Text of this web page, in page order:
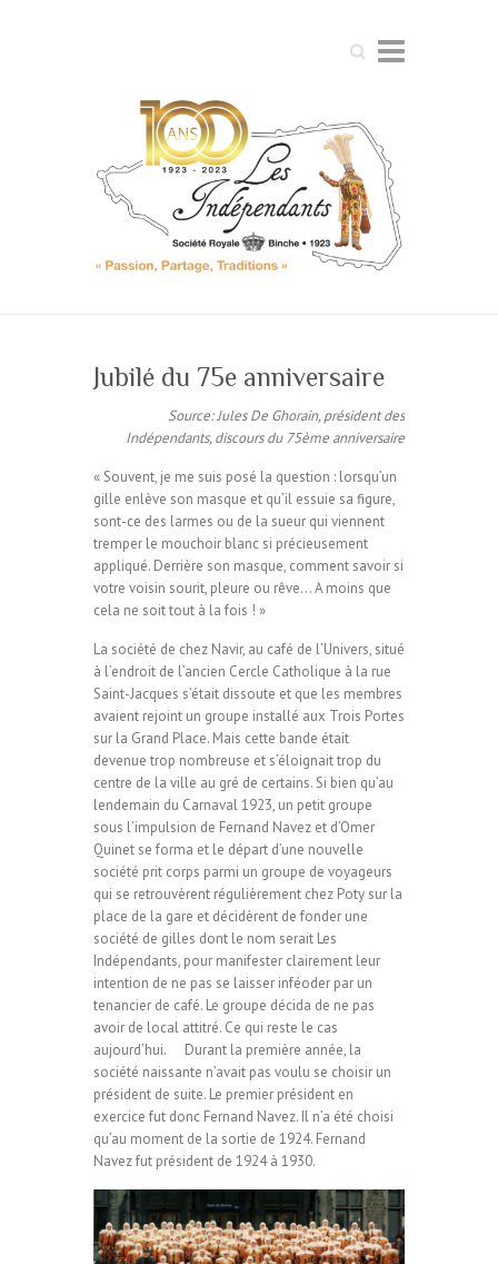
Search
Jubilé du 75e anniversaire
Source: Jules De Ghorain, président des
Indépendants, discours du 75ème anniversaire
« Souvent, je me suis posé la question : lorsqu’un
gille enlève son masque et qu’il essuie sa figure,
sont-ce des larmes ou de la sueur qui viennent
tremper le mouchoir blanc si précieusement
appliqué. Derrière son masque, comment savoir si
votre voisin sourit, pleure ou rêve… A moins que
cela ne soit tout à la fois ! »
La société de chez Navir, au café de l’Univers, situé
à l’endroit de l’ancien Cercle Catholique à la rue
Saint-Jacques s’était dissoute et que les membres
avaient rejoint un groupe installé aux Trois Portes
sur la Grand Place. Mais cette bande était
devenue trop nombreuse et s’éloignait trop du
centre de la ville au gré de certains. Si bien qu’au
lendemain du Carnaval 1923, un petit groupe
sous l’impulsion de Fernand Navez et d’Omer
Quinet se forma et le départ d’une nouvelle
société prit corps parmi un groupe de voyageurs
qui se retrouvèrent régulièrement chez Poty sur la
place de la gare et décidèrent de fonder une
société de gilles dont le nom serait Les
Indépendants, pour manifester clairement leur
intention de ne pas se laisser inféoder par un
tenancier de café. Le groupe décida de ne pas
avoir de local attitré. Ce qui reste le cas
aujourd’hui. Durant la première année, la
société naissante n’avait pas voulu se choisir un
président de suite. Le premier président en
exercice fut donc Fernand Navez. Il n’a été choisi
qu’au moment de la sortie de 1924. Fernand
Navez fut président de 1924 à 1930.